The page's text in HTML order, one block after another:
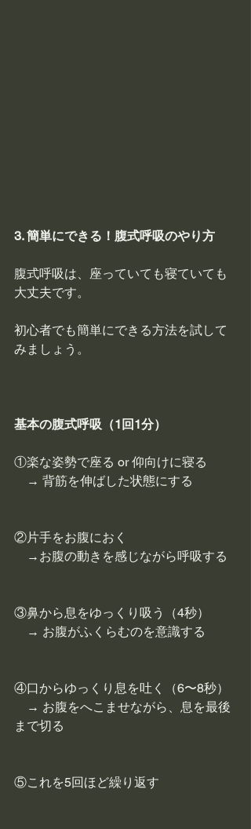
3. 簡単にできる！腹式呼吸のやり方
腹式呼吸は、座っていても寝ていても
大丈夫です。
初心者でも簡単にできる方法を試して
みましょう。
基本の腹式呼吸（1回1分）
①楽な姿勢で座る or 仰向けに寝る
→ 背筋を伸ばした状態にする
②片手をお腹におく
→お腹の動きを感じながら呼吸する
③鼻から息をゆっくり吸う（4秒）
→ お腹がふくらむのを意識する
④口からゆっくり息を吐く（6〜8秒）
→ お腹をへこませながら、息を最後
まで切る
⑤これを5回ほど繰り返す